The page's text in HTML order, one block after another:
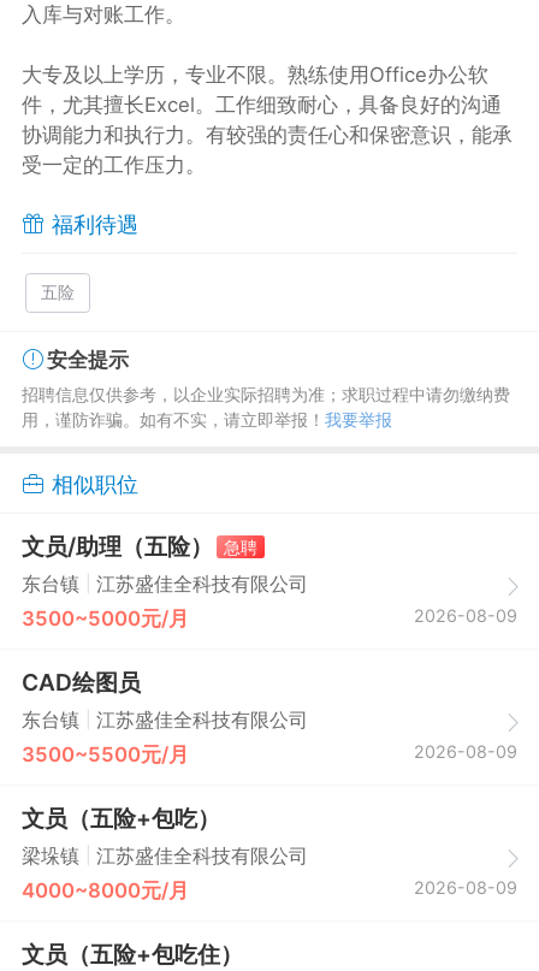
入库与对账工作。
大专及以上学历，专业不限。熟练使用Office办公软
件，尤其擅长Excel。工作细致耐心，具备良好的沟通
协调能力和执行力。有较强的责任心和保密意识，能承
受一定的工作压力。
福利待遇
五险
安全提示
招聘信息仅供参考，以企业实际招聘为准；求职过程中请勿缴纳费
用，谨防诈骗。如有不实，请立即举报！ 我要举报
相似职位
文员/助理（五险）
急聘
东台镇
江苏盛佳全科技有限公司
3500~5000元/月 2026-08-09
CAD绘图员
东台镇 江苏盛佳全科技有限公司
3500~5500元/月 2026-08-09
文员（五险+包吃）
梁垛镇 江苏盛佳全科技有限公司
4000~8000元/月 2026-08-09
文员（五险+包吃住）